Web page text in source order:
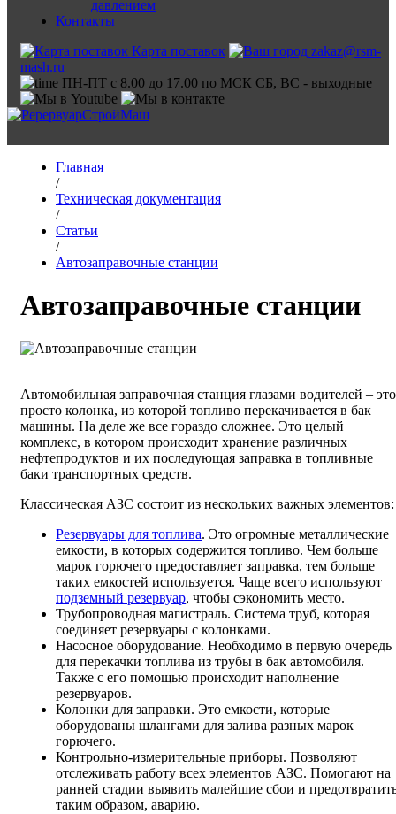
давлением
Контакты
Карта поставок
zakaz@rsm-
mash.ru
ПН-ПТ с 8.00 до 17.00 по МСК СБ, ВС - выходные
Главная
/
Техническая документация
/
Статьи
/
Автозаправочные станции
Автозаправочные станции
Автомобильная заправочная станция глазами водителей – это
просто колонка, из которой топливо перекачивается в бак
машины. На деле же все гораздо сложнее. Это целый
комплекс, в котором происходит хранение различных
нефтепродуктов и их последующая заправка в топливные
баки транспортных средств.
Классическая АЗС состоит из нескольких важных элементов:
Резервуары для топлива. Это огромные металлические
емкости, в которых содержится топливо. Чем больше
марок горючего предоставляет заправка, тем больше
таких емкостей используется. Чаще всего используют
подземный резервуар, чтобы сэкономить место.
Трубопроводная магистраль. Система труб, которая
соединяет резервуары с колонками.
Насосное оборудование. Необходимо в первую очередь
для перекачки топлива из трубы в бак автомобиля.
Также с его помощью происходит наполнение
резервуаров.
Колонки для заправки. Это емкости, которые
оборудованы шлангами для залива разных марок
горючего.
Контрольно-измерительные приборы. Позволяют
отслеживать работу всех элементов АЗС. Помогают на
ранней стадии выявить малейшие сбои и
таким образом, аварию.